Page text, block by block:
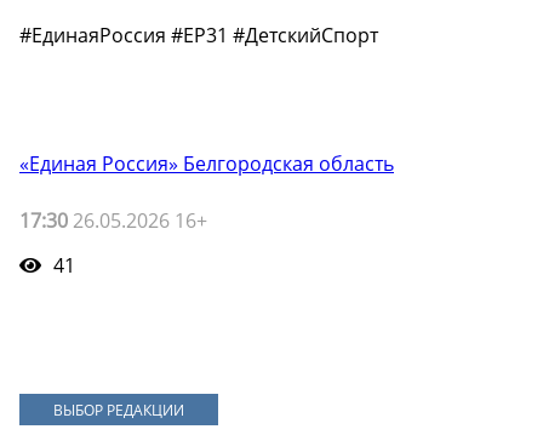
#ЕдинаяРоссия #ЕР31 #ДетскийСпорт
«Единая Россия» Белгородская область
17:30 26.05.2026 16+
41
ВЫБОР РЕДАКЦИИ